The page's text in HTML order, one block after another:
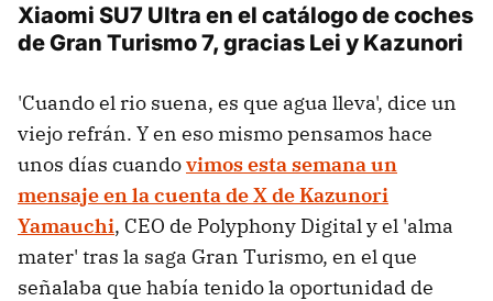
Xiaomi SU7 Ultra en el catálogo de coches
de Gran Turismo 7, gracias Lei y Kazunori
'Cuando el rio suena, es que agua lleva', dice un
viejo refrán. Y en eso mismo pensamos hace
unos días cuandovimos esta semana un
mensaje en la cuenta de X de Kazunori
Yamauchi, CEO de Polyphony Digital y el 'alma
mater' tras la saga Gran Turismo, en el que
señalaba que había tenido la oportunidad de